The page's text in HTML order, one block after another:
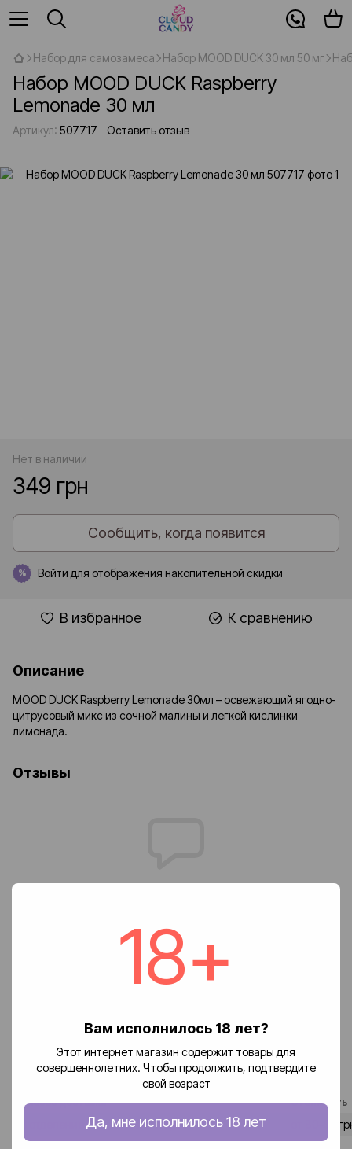
18+
Вам исполнилось 18 лет?
Этот интернет магазин содержит товары для
совершеннолетних. Чтобы продолжить, подтвердите
свой возраст
Да, мне исполнилось 18 лет
Набор для самозамеса Набор MOOD DUCK 30 мл 50 мг
Набор MOOD DUCK Raspberry
Lemonade 30 мл
Артикул: 507717 Оставить отзыв
Нет в наличии
349 грн
Сообщить, когда появится
% Войти для отображения накопительной скидки
В избранное К сравнению
Описание
MOOD DUCK Raspberry Lemonade 30мл – освежающий ягодно-
цитрусовый микс из сочной малины и легкой кислинки
лимонада.
Отзывы
Написать отзыв
Доставка заказов по Украине осуществляется службой
«Новая почта».
Способ доставки Стоимость
В отделение Новой почты (город)
от 80–90